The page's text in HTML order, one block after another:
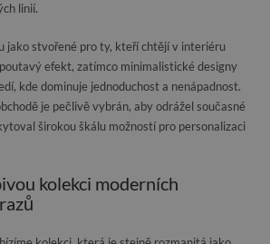
linií.
jako stvořené pro ty, kteří chtějí v interiéru
efekt, zatímco minimalistické designy
kde dominuje jednoduchost a nenápadnost.
je pečlivě vybrán, aby odrážel současné
širokou škálu možností pro personalizaci
kolekci moderních